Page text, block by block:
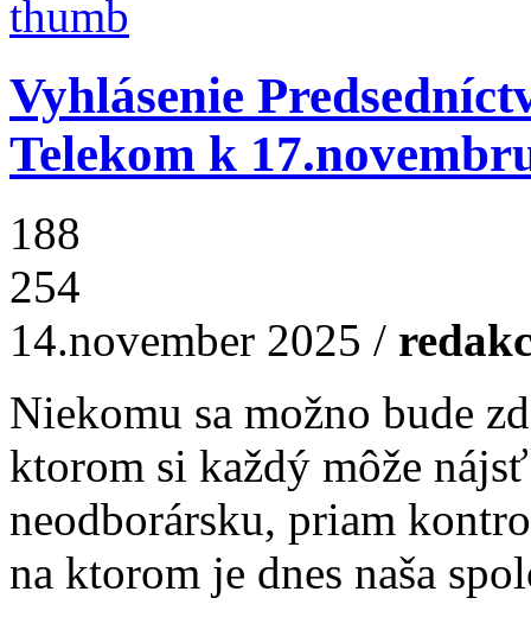
Vyhlásenie
Telekom k
188
254
14.november 2025 /
Niekomu sa možno bude
ktorom si každý môže
neodborársku, priam
na ktorom je dnes naša